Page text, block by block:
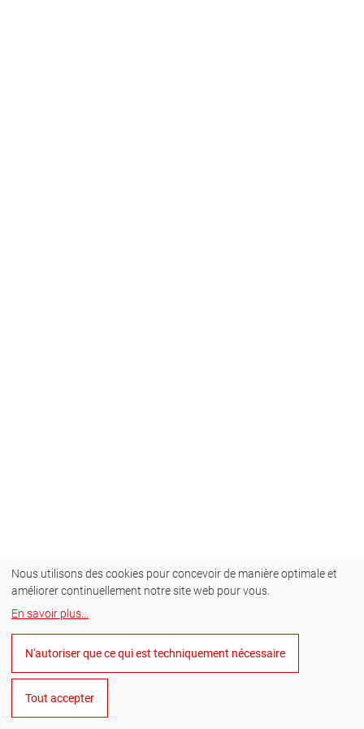
Nous utilisons des cookies pour concevoir de manière optimale et
améliorer continuellement notre site web pour vous.
En savoir plus
N'autoriser que ce qui est techniquement nécessaire
Tout accepter